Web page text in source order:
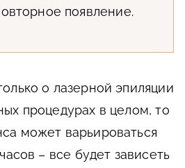
появление.
о лазерной эпиляции
процедурах в целом, то
может варьироваться
– все будет зависеть